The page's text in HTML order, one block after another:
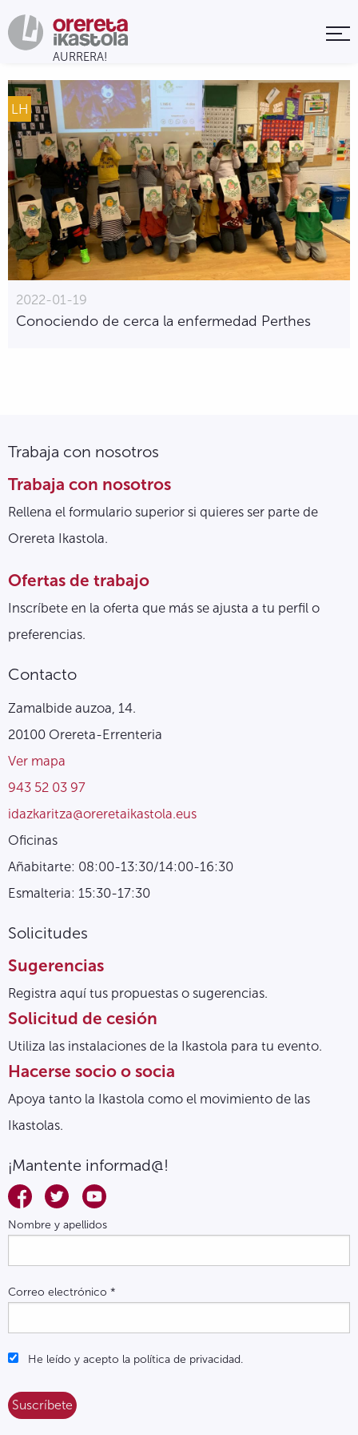
LH
2022-01-19
Conociendo de cerca la enfermedad Perthes
Trabaja con nosotros
Trabaja con nosotros
Rellena el formulario superior si quieres ser parte de
Orereta Ikastola.
Ofertas de trabajo
Inscríbete en la oferta que más se ajusta a tu perfil o
preferencias.
Contacto
Zamalbide auzoa, 14.
20100 Orereta-Errenteria
Ver mapa
943 52 03 97
idazkaritza@oreretaikastola.eus
Oficinas
Añabitarte: 08:00-13:30/14:00-16:30
Esmalteria: 15:30-17:30
Solicitudes
Sugerencias
Registra aquí tus propuestas o sugerencias.
Solicitud de cesión
Utiliza las instalaciones de la Ikastola para tu evento.
Hacerse socio o socia
Apoya tanto la Ikastola como el movimiento de las
Ikastolas.
¡Mantente informad@!
Nombre y apellidos
Correo electrónico *
He leído y acepto la política de privacidad.